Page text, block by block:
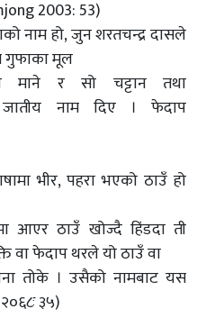
2003: 53)
नाम हो, जुन शरतचन्द्र दासले
गुफाका मूल
माने र सो चट्टान तथा
जातीय नाम दिए । फेदाप
भीर, पहरा भएको ठाउँ हो
आएर ठाउँ खोज्दै हिंडदा ती
वा फेदाप थरले यो ठाउँ वा
तोके । उसैको नामबाट यस
३५)